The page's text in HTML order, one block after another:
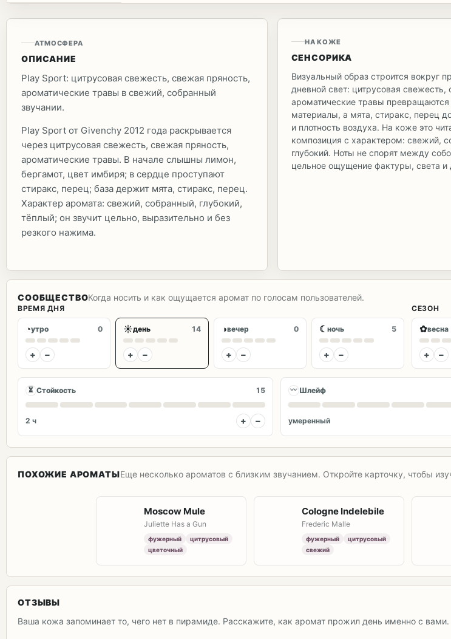
АТМОСФЕРА
ОПИСАНИЕ
Play Sport: цитрусовая свежесть, свежая пряность,
ароматические травы в свежий, собранный
звучании.
Play Sport от Givenchy 2012 года раскрывается
через цитрусовая свежесть, свежая пряность,
ароматические травы. В начале слышны лимон,
бергамот, цвет имбиря; в сердце проступают
стиракс, перец; база держит мята, стиракс, перец.
Характер аромата: свежий, собранный, глубокий,
тёплый; он звучит цельно, выразительно и без
резкого нажима.
НА КОЖЕ
СЕНСОРИКА
Визуальный образ строится вокруг
дневной свет: цитрусовая свежесть,
ароматические травы
материалы, а мята, стиракс, перец
и плотность воздуха. На коже это
композиция с характером: свежий,
глубокий. Ноты не спорят между
цельное ощущение фактуры, света и
СООБЩЕСТВОКогда носить и как ощущается аромат по голосам пользователей.
ВРЕМЯ ДНЯ
◔утро 0
+ −
☀день 14
+ −
◑вечер 0
+ −
☾ ночь 5
+ −
СЕЗОН
✿весна
+ −
⏳ Стойкость 15
2 ч + −
〰 Шлейф
умеренный
ПОХОЖИЕ АРОМАТЫЕще несколько ароматов с близким звучанием. Откройте карточку, чтобы
Moscow Mule
Juliette Has a Gun
фужерный
цитрусовый
цветочный
Cologne Indelebile
Frederic Malle
фужерный
цитрусовый
свежий
ОТЗЫВЫ
Ваша кожа запоминает то, чего нет в пирамиде. Расскажите, как аромат прожил день именно с вами.